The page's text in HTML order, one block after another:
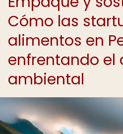
Cómo las
alimentos en
enfrentando el
ambiental